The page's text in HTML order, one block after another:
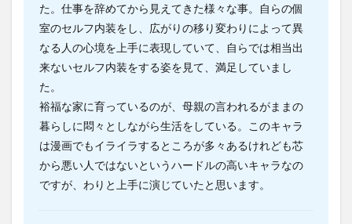
た。仕事を辞めてから見えてきた様々な事。自らの個
室のセルフ内装をし、広がりの移り変わりによって異
なる人の心境を上手に表現していて、自らでは相当出
来ないセルフ内装をする姿を見て、満足していまし
た。
裕福な家に育っているのが、母親の言われるがままの
暮らしに悶々としながら生活をしている。このキャラ
は漫画でもイライラするところが多々あるけれども芯
から悪い人ではないというハードルの高いキャラなの
ですが、わりと上手に演じていたと思います。